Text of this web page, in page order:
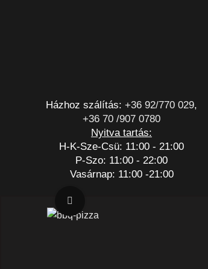
Házhoz szálítás: +36 92/770 029,
+36 70 /907 0780
Nyitva tartás:
H-K-Sze-Csü: 11:00 - 21:00
P-Szo: 11:00 - 22:00
Vasárnap: 11:00 -21:00